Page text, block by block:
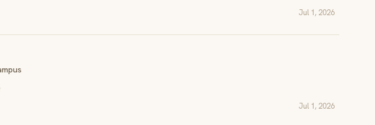
Jul 1, 2026
Jul 1, 2026